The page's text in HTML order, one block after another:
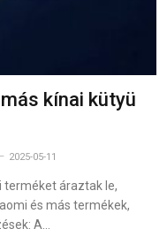
kínai kütyü
2025-05-11
terméket áraztak le,
és más termékek,
A…